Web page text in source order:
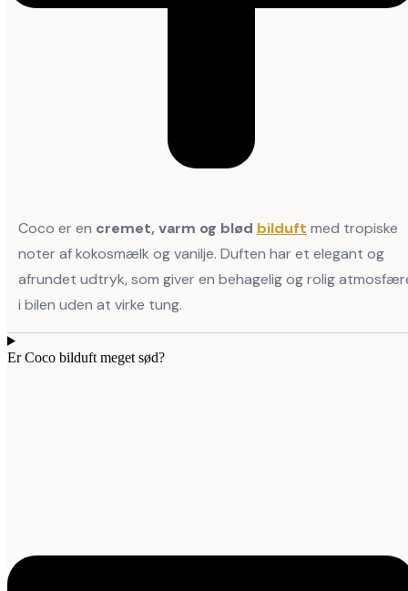
Coco er en cremet, varm og blød bilduft med tropiske
noter af kokosmælk og vanilje. Duften har et elegant og
afrundet udtryk, som giver en behagelig og rolig
i bilen uden at virke tung.
Er Coco bilduft meget sød?